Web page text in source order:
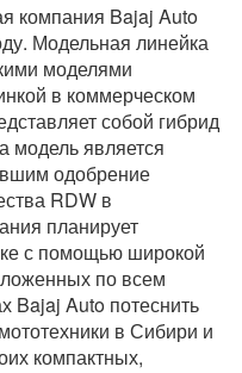
компания Bajaj Auto
Модельная линейка
моделями
в коммерческом
собой гибрид
модель является
одобрение
RDW в
планирует
с помощью широкой
по всем
Bajaj Auto потеснить
в Сибири и
компактных,